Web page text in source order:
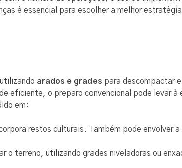
é essencial para escolher a melhor
arados e grades para descompactar
o preparo convencional pode levar à
em:
restos culturais. Também pode envolver
o terreno, utilizando grades niveladoras ou